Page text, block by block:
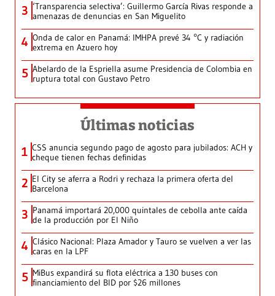
3 ‘Transparencia selectiva’: Guillermo García Rivas responde a
amenazas de denuncias en San Miguelito
4 Onda de calor en Panamá: IMHPA prevé 34 °C y radiación
extrema en Azuero hoy
5 Abelardo de la Espriella asume Presidencia de Colombia en
ruptura total con Gustavo Petro
Últimas noticias
1 CSS anuncia segundo pago de agosto para jubilados: ACH y
cheque tienen fechas definidas
2 El City se aferra a Rodri y rechaza la primera oferta del
Barcelona
3 Panamá importará 20,000 quintales de cebolla ante caída
de la producción por El Niño
4 Clásico Nacional: Plaza Amador y Tauro se vuelven a ver las
caras en la LPF
5 MiBus expandirá su flota eléctrica a 130 buses con
financiamiento del BID por $26 millones